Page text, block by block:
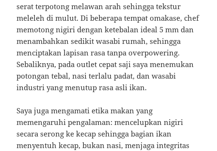
serat terpotong melawan arah sehingga tekstur
meleleh di mulut. Di beberapa tempat omakase, chef
memotong nigiri dengan ketebalan ideal 5 mm dan
menambahkan sedikit wasabi rumah, sehingga
menciptakan lapisan rasa tanpa overpowering.
Sebaliknya, pada outlet cepat saji saya menemukan
potongan tebal, nasi terlalu padat, dan wasabi
industri yang menutup rasa asli ikan.
Saya juga mengamati etika makan yang
memengaruhi pengalaman: mencelupkan nigiri
secara serong ke kecap sehingga bagian ikan
menyentuh kecap, bukan nasi, menjaga integritas